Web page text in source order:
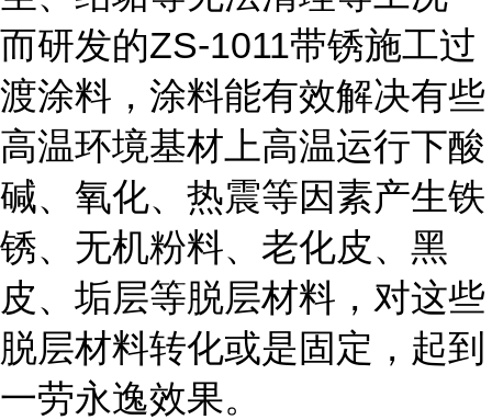
而研发的ZS-1011带锈施工过
渡涂料，涂料能有效解决有些
高温环境基材上高温运行下酸
碱、氧化、热震等因素产生铁
锈、无机粉料、老化皮、黑
皮、垢层等脱层材料，对这些
脱层材料转化或是固定，起到
一劳永逸效果。